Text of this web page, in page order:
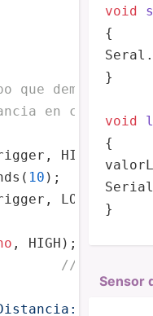
que demora en
en centimetros
HIGH);
10 );
LOW);
, HIGH);
//
//
"
void
{
Seral.
}
void
{
}
Sensor